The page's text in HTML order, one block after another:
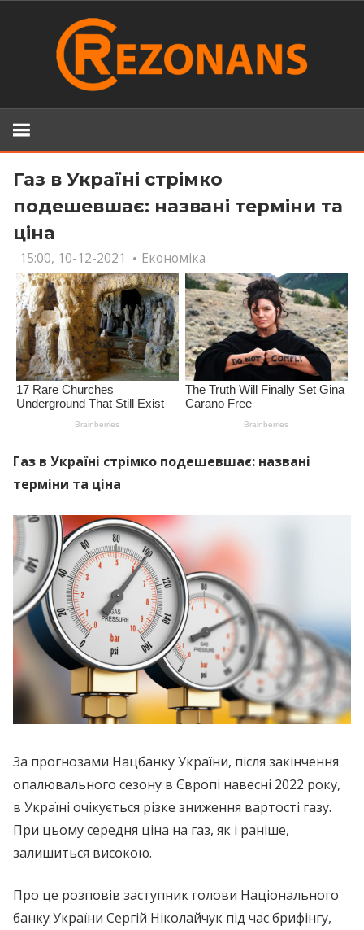
Газ в Україні стрімко
подешевшає: названі терміни та
ціна
15:00, 10-12-2021 Економіка
Газ в Україні стрімко подешевшає: названі
терміни та ціна
За прогнозами Нацбанку України, після закінчення
опалювального сезону в Європі навесні 2022 року,
в Україні очікується різке зниження вартості газу.
При цьому середня ціна на газ, як і раніше,
залишиться високою.
Про це розповів заступник голови Національного
банку України Сергій Ніколайчук під час брифінгу,